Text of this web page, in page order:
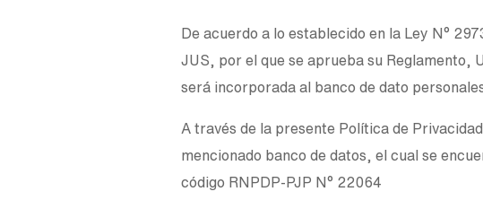
De acuerdo a lo establecido en la Ley N°
JUS, por el que se aprueba su Reglamento,
será incorporada al banco de dato
A través de la presente Política de
mencionado banco de datos, el cual se
código RNPDP-PJP N° 22064